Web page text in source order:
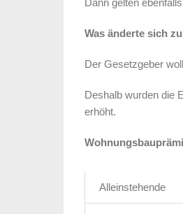
Dann gelten
Was änderte sich
Der Gesetzgeber
Deshalb wurden die
erhöht.
Alleinstehende